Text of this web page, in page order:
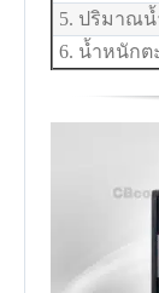
5. ปริมาณน้
6. น้ำหนักต